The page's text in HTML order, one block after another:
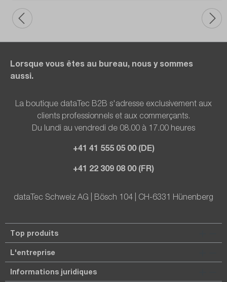
Lorsque vous êtes au bureau, nous y sommes
aussi.
La boutique dataTec B2B s'adresse exclusivement aux
clients professionnels et aux commerçants.
Du lundi au vendredi de 08.00 à 17.00 heures
+41 41 555 05 00 (DE)
+41 22 309 08 00 (FR)
dataTec Schweiz AG | Bösch 104 | CH-6331 Hünenberg
Top produits
L'entreprise
Informations juridiques